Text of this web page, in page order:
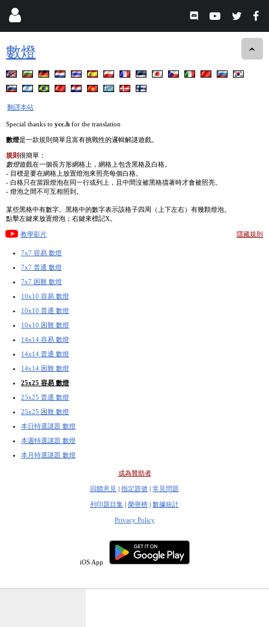
數燈
翻譯本站
Special thanks to ycc.h for the translation
數燈是一款規則簡單且富有挑戰性的邏輯解謎遊戲。
規則很簡單：
數燈遊戲在一個長方形網格上，網格上包含黑格及白格。
- 目標是要在網格上放置燈泡來照亮每個白格。
- 白格只在當跟燈泡在同一行或列上，且中間沒被黑格擋著時才會被照亮。
- 燈泡之間不可互相照到。
某些黑格中有數字。黑格中的數字表示該格子四周（上下左右）有幾顆燈泡。
點擊左鍵來放置燈泡；右鍵來標記X。
教學影片 隱藏規則
7x7 容易 數燈
7x7 普通 數燈
7x7 困難 數燈
10x10 容易 數燈
10x10 普通 數燈
10x10 困難 數燈
14x14 容易 數燈
14x14 普通 數燈
14x14 困難 數燈
25x25 容易 數燈
25x25 普通 數燈
25x25 困難 數燈
本日特選謎題 數燈
本週特選謎題 數燈
本月特選謎題 數燈
成為贊助者
回饋意見 | 指定題號 | 常見問題
列印題目集 | 榮譽榜 | 數據統計
Privacy Policy
iOS App